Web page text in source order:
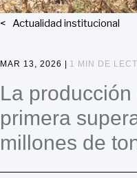
Actualidad institucional
MAR 13, 2026 | 1 MIN DE
La
primera
millones de